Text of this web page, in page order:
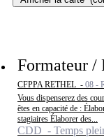
Formateur /
CFPPA RETHEL - 08 -
Vous dispenserez des
êtes en capacité de :
stagiaires Élaborer des...
CDD - Temps